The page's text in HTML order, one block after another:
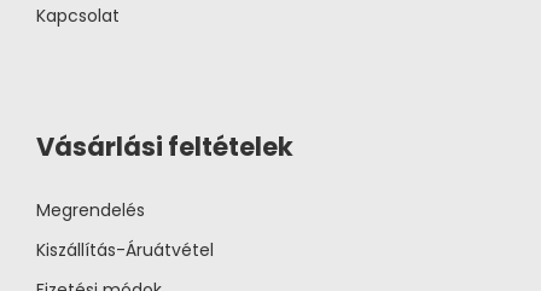
Kapcsolat
Vásárlási feltételek
Megrendelés
Kiszállítás-Áruátvétel